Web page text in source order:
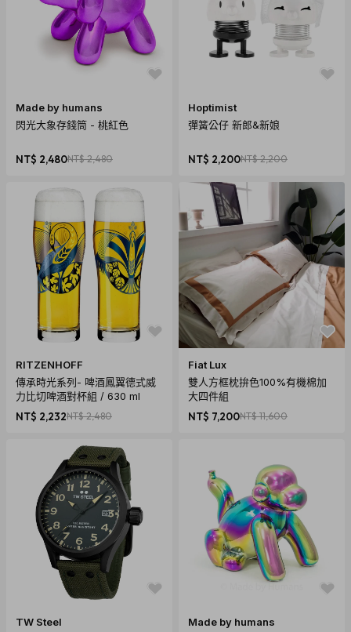
Ⓐ 選擇一位起始玩家，順時針發牌每人 3 張食材牌與 2 張攻防牌。
Ⓑ 場上翻開 3 張餐點牌。
Ⓒ 每輪到自己的回合可再抽 3 張食材牌到手上。
Ⓓ 依照餐點牌上所需的食材出牌，並賺取該餐點牌上標註的金額。
Ⓔ 補回餐點牌，讓場上一直保持 3 張餐點牌。
張攻防牌)。
Ⓖ 回合結束前，手牌超過8張時，必須丟棄多餘手牌
接 Ⓒ 繼續
---------------------------------------------------------------------
---------------
遊戲規則說明 : www.yesginseng.com/gamebook
用心製作，讓全世界都看見
初版的募資銷售就獲得了大家廣大的支持，達標1470%，藉由大
家的力量讓本專案能在台灣自己家裡踏出成功的第一步，給予我們
把這款遊戲介紹給全世界更大的信心基礎。
至今依舊記得當年我們在募資平台初次踏出步伐時的緊張興奮，如
今遊戲已經與大家走過五個美好的年頭。
為了感謝一路上各位夥伴對遊戲的熱情支持與鼓勵，我們為遊戲進
在這個版裡，我們加入9道新的人氣小吃（青蛙下蛋 / 珍珠奶茶 / 豆
花 / 胡椒餅 / 牛肉麵 / 芒果冰 / 鳳梨酥 / 小籠包），為了他們更特別
加入甜的特別牌「蔘甘甜」，讓原本只有鹹食的「便當」瞬間升級
為小吃盛宴外，而且「加菜不加價」！ 另外，也在手冊中多增加了
一本日文介紹手冊，讓更多喜愛台灣的日本朋友能和我們一起同
樂！希望大家能感受到我們滿滿的誠意外，更期待《夜市人蔘》不
僅帶給你遊戲的樂趣，更是一把向世界打開台灣在地文化的鑰匙。
夜市，是台灣的DNA，一起感受這個文化的魅力吧！
Made by humans
閃光大象存錢筒 - 桃紅色
NT$ 2,480NT$ 2,480
Hoptimist
彈簧公仔 新郎&新娘
NT$ 2,200NT$ 2,200
RITZENHOFF
傳承時光系列- 啤酒鳳翼德式威
力比切啤酒對杯組 / 630 ml
NT$ 2,232NT$ 2,480
Fiat Lux
雙人方框枕拚色100%有機棉加
大四件組
NT$ 7,200NT$ 11,600
TW Steel Made by humans